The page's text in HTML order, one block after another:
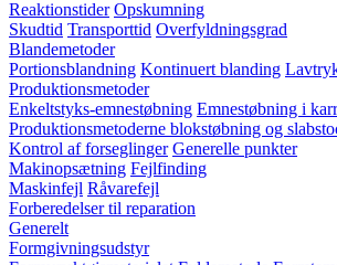
Reaktionstider Opskumning
Skudtid Transporttid Overfyldningsgrad
Blandemetoder
Portionsblandning Kontinuert blanding
Produktionsmetoder
Enkeltstyks-emnestøbning Emnestøbning i
Produktionsmetoderne blokstøbning og
Kontrol af forseglinger Generelle punkter
Makinopsætning Fejlfinding
Maskinfejl Råvarefejl
Forberedelser til reparation
Generelt
Formgivningsudstyr